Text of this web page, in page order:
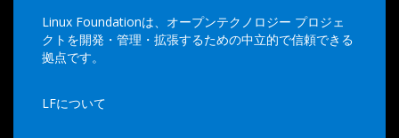
Linux Foundationは、オープンテクノロジー プロジェ
クトを開発・管理・拡張するための中立的で信頼できる
拠点です。
LFについて